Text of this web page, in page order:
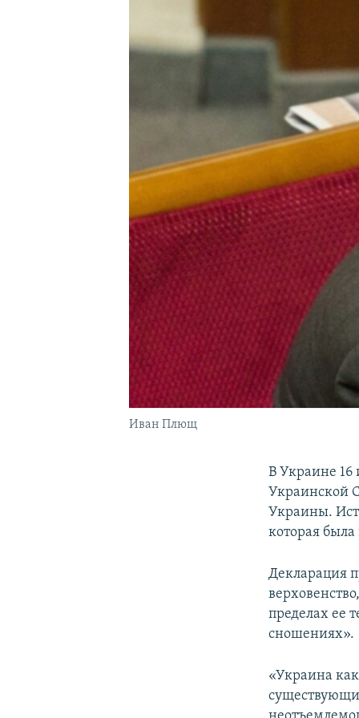
Иван Плющ
В Украине 16
Украинской
Украины.
которая была
Декларация
пределах ее
сношениях».
«Украина как